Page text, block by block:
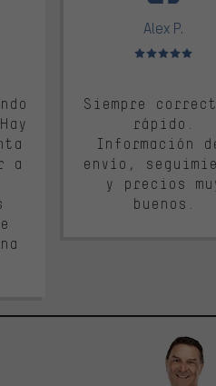
5
a
Alex P.
Valoración
Siempre
rápido.
Información
envío,
y precios
buenos.